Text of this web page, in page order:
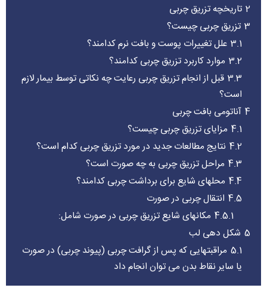
2 تاریخچه تزریق چربی
3 تزریق چربی چیست؟
3.1 علل تغییرات پوست و بافت نرم کدامند؟
3.2 موارد کاربرد تزریق چربی کدامند؟
3.3 قبل از انجام تزریق چربی رعایت چه نکاتی توسط بیمار لازم
است؟
4 آناتومی بافت چربی
4.1 مزایای تزریق چربی چیست؟
4.2 نتایج مطالعات جدید در مورد تزریق چربی کدام است؟
4.3 مراحل تزریق چربی به چه صورت است؟
4.4 محلهای شایع برای برداشت چربی کدامند؟
4.5 انتقال چربی در صورت
4.5.1 مکانهای شایع تزریق چربی در صورت شامل:
5 شکل دهی لب
5.1 مراقبتهایی که پس از گرافت چربی (پیوند چربى) در صورت
یا سایر نقاط بدن می توان انجام داد